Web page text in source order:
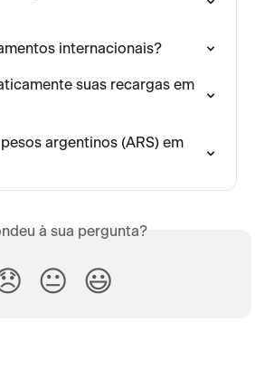
internacionais?
suas recargas em
argentinos (ARS) em
à sua pergunta?
😐 😃